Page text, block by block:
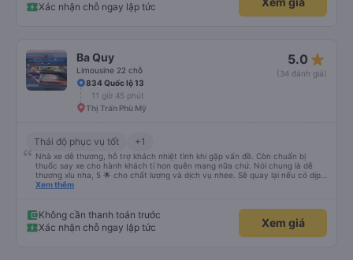
có bánh nước, khăn lạnh. Tới trạm tài xế còn tinh ý chuẩn bị thêm khăn lạnh
Xác nhận chỗ ngay lập tức
Ba Quy
Limousine 22 chỗ
5.0 star_rate
(34 đánh giá)
834 Quốc lộ 13
11 giờ 45 phút
Thị Trấn Phù Mỹ
Thái độ phục vụ tốt +1
Nhà xe dễ thương, hỗ trợ khách nhiệt tình khi gặp vấn đề. Còn chuẩn bị
thuốc say xe cho hành khách tí hon quên mang nữa chứ. Nói chung là dễ
thương xỉu nha, 5 🌟 cho chất lượng và dịch vụ nhee. Sẽ quay lại nếu có dịp
cần 💕
Xem thêm
Không cần thanh toán trước
Xác nhận chỗ ngay lập tức
Xem giá